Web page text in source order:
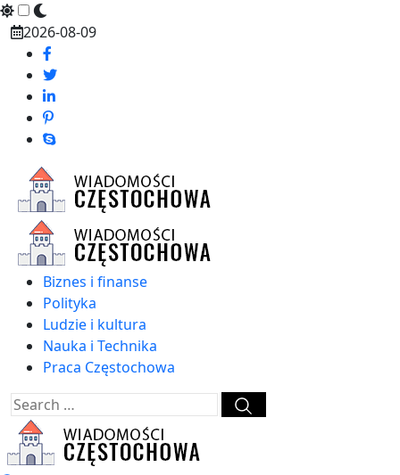
Skip
content
2026-08-09
Biznes i finanse
Polityka
Ludzie i kultura
Nauka i Technika
Praca Częstochowa